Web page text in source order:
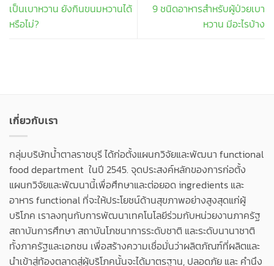
เป็นเบาหวาน ยังกินขนมหวานได้
หรือไม่?
9 ชนิดอาหารสำหรับผู้ป่วยเบา
หวาน มีอะไรบ้าง
เกี่ยวกับเรา
กลุ่มบริษัทน้ำตาลราชบุรี ได้ก่อตั้งแผนกวิจัยและพัฒนา functional
food department ในปี 2545. จุดประสงค์หลักของการก่อตั้ง
แผนกวิจัยและพัฒนานี้เพื่อศึกษาและต่อยอด ingredients และ
อาหาร functional ที่จะให้ประโยชน์ด้านสุขภาพอย่างสูงสุดแก่ผู้
บริโภค เราลงทุนกับการพัฒนาเทคโนโลยีร่วมกับหน่วยงานภาครัฐ
สถาบันการศึกษา สถาบันโภชนาการระดับชาติ และระดับนานาชาติ
ทั้งภาครัฐและเอกชน เพื่อสร้างความเชื่อมั่นว่าผลิตภัณฑ์ที่ผลิตและ
นำเข้าสู่ท้องตลาดสู่ผู้บริโภคนั้นจะได้มาตรฐาน, ปลอดภัย และ คำนึง